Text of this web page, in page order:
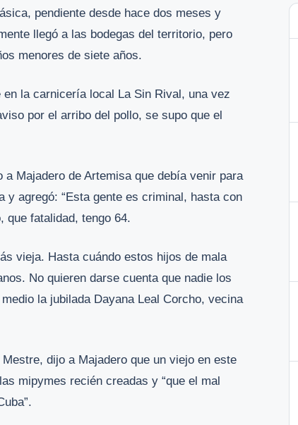
pendiente desde hace dos meses y
llegó a las bodegas del territorio, pero
menores de siete años.
la carnicería local La Sin Rival, una vez
por el arribo del pollo, se supo que el
Majadero de Artemisa que debía venir para
y agregó: “Esta gente es criminal, hasta con
que fatalidad, tengo 64.
vieja. Hasta cuándo estos hijos de mala
No quieren darse cuenta que nadie los
la jubilada Dayana Leal Corcho, vecina
dijo a Majadero que un viejo en este
mipymes recién creadas y “que el mal